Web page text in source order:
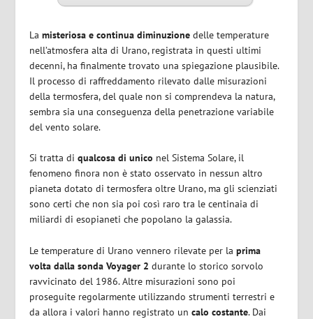
Lamisteriosa e continua diminuzione delle temperature
nell’atmosfera alta di Urano, registrata in questi ultimi
decenni, ha finalmente trovato una spiegazione plausibile.
Il processo di raffreddamento rilevato dalle misurazioni
della termosfera, del quale non si comprendeva la natura,
sembra sia una conseguenza della penetrazione variabile
del vento solare.
Si tratta diqualcosa di unico nel Sistema Solare, il
fenomeno finora non è stato osservato in nessun altro
pianeta dotato di termosfera oltre Urano, ma gli scienziati
sono certi che non sia poi così raro tra le centinaia di
miliardi di esopianeti che popolano la galassia.
Le temperature di Urano vennero rilevate per laprima
volta dalla sonda Voyager 2 durante lo storico sorvolo
ravvicinato del 1986. Altre misurazioni sono poi
proseguite regolarmente utilizzando strumenti terrestri e
da allora i valori hanno registrato uncalo costante. Dai